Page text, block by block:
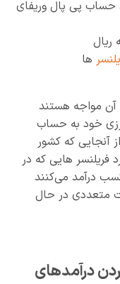
حساب پی پال وریفای
ریال
ها
آن مواجه هستند
خود به حساب
آنجایی که کشور
فریلنسر هایی که در
درآمد می‌کنند
متعددی در حال
درآمدهای